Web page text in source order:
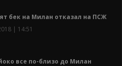
бек на Милан отказал на ПСЖ
| 14:51
все по-близо до Милан